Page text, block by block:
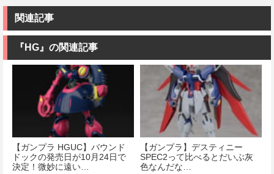
関連記事
『HG』の関連記事
【ガンプラ HGUC】バウンド
ドックの発売日が10月24日で
決定！微妙に遠い…
【ガンプラ】デスティニー
SPEC2って比べるとだいぶ灰
色なんだな…